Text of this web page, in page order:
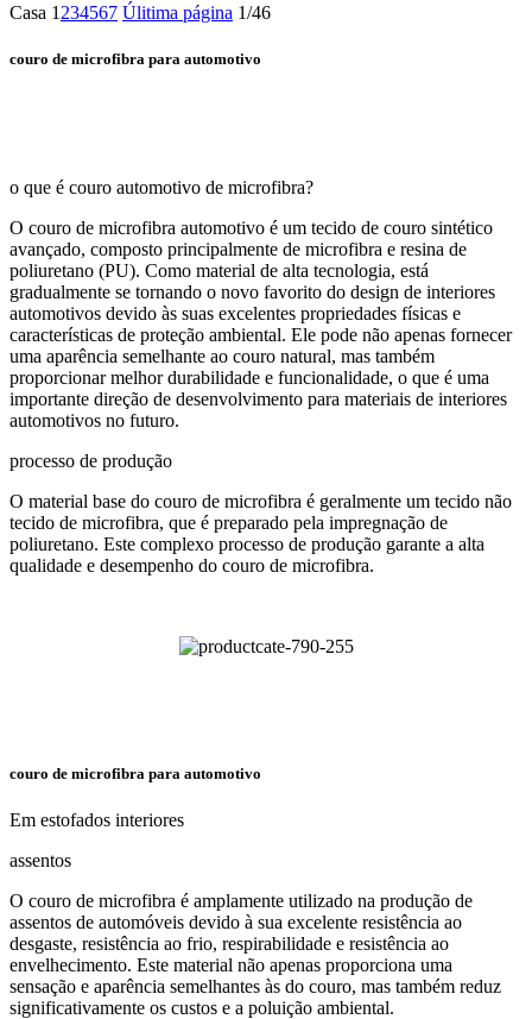
Casa 1 234567 Úlitima página 1/46
couro de microfibra para automotivo
o que é couro automotivo de microfibra?
O couro de microfibra automotivo é um tecido de couro sintético
avançado, composto principalmente de microfibra e resina de
poliuretano (PU). Como material de alta tecnologia, está
gradualmente se tornando o novo favorito do design de interiores
automotivos devido às suas excelentes propriedades físicas e
características de proteção ambiental. Ele pode não apenas fornecer
uma aparência semelhante ao couro natural, mas também
proporcionar melhor durabilidade e funcionalidade, o que é uma
importante direção de desenvolvimento para materiais de interiores
automotivos no futuro.
processo de produção
O material base do couro de microfibra é geralmente um tecido não
tecido de microfibra, que é preparado pela impregnação de
poliuretano. Este complexo processo de produção garante a alta
qualidade e desempenho do couro de microfibra.
couro de microfibra para automotivo
Em estofados interiores
assentos
O couro de microfibra é amplamente utilizado na produção de
assentos de automóveis devido à sua excelente resistência ao
desgaste, resistência ao frio, respirabilidade e resistência ao
envelhecimento. Este material não apenas proporciona uma
sensação e aparência semelhantes às do couro, mas também reduz
significativamente os custos e a poluição ambiental.